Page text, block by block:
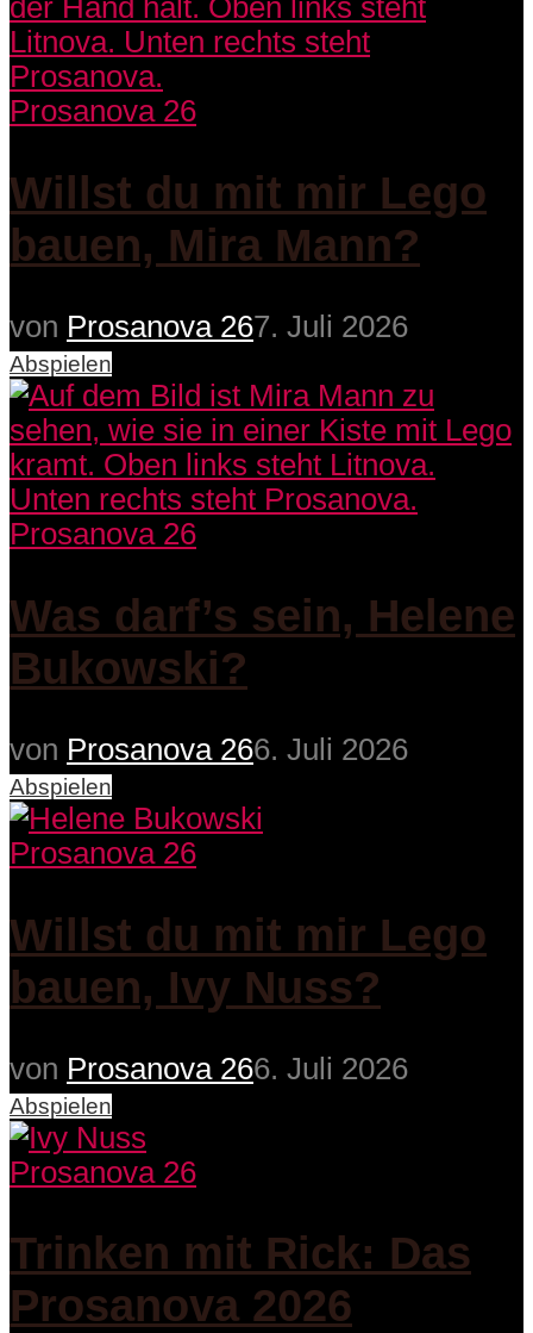
Prosanova 26
Willst du mit mir Lego
bauen, Mira Mann?
von Prosanova 267. Juli 2026
Abspielen
Prosanova 26
Was darf’s sein, Helene
Bukowski?
von Prosanova 266. Juli 2026
Abspielen
Prosanova 26
Willst du mit mir Lego
bauen, Ivy Nuss?
von Prosanova 266. Juli 2026
Abspielen
Prosanova 26
Trinken mit Rick: Das
Prosanova 2026